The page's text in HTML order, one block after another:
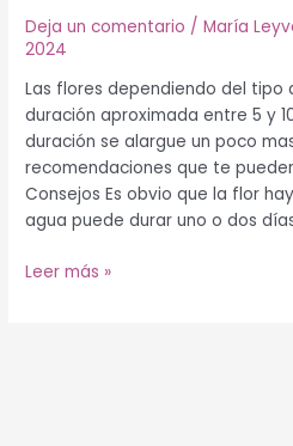
Deja un comentario /María
2024
Las flores dependiendo del tipo
duración aproximada entre 5 y
duración se alargue un poco
recomendaciones que te
Consejos Es obvio que la flor
agua puede durar uno o dos
que
tus
duren
más
Leer más »